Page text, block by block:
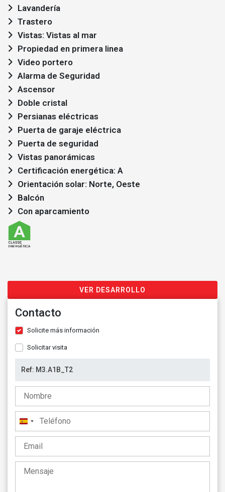
Lavandería
Trastero
Vistas: Vistas al mar
Propiedad en primera linea
Video portero
Alarma de Seguridad
Ascensor
Doble cristal
Persianas eléctricas
Puerta de garaje eléctrica
Puerta de seguridad
Vistas panorámicas
Certificación energética: A
Orientación solar: Norte, Oeste
Balcón
Con aparcamiento
VER DESARROLLO
Contacto
Solicite más información
Solicitar visita
España
+34